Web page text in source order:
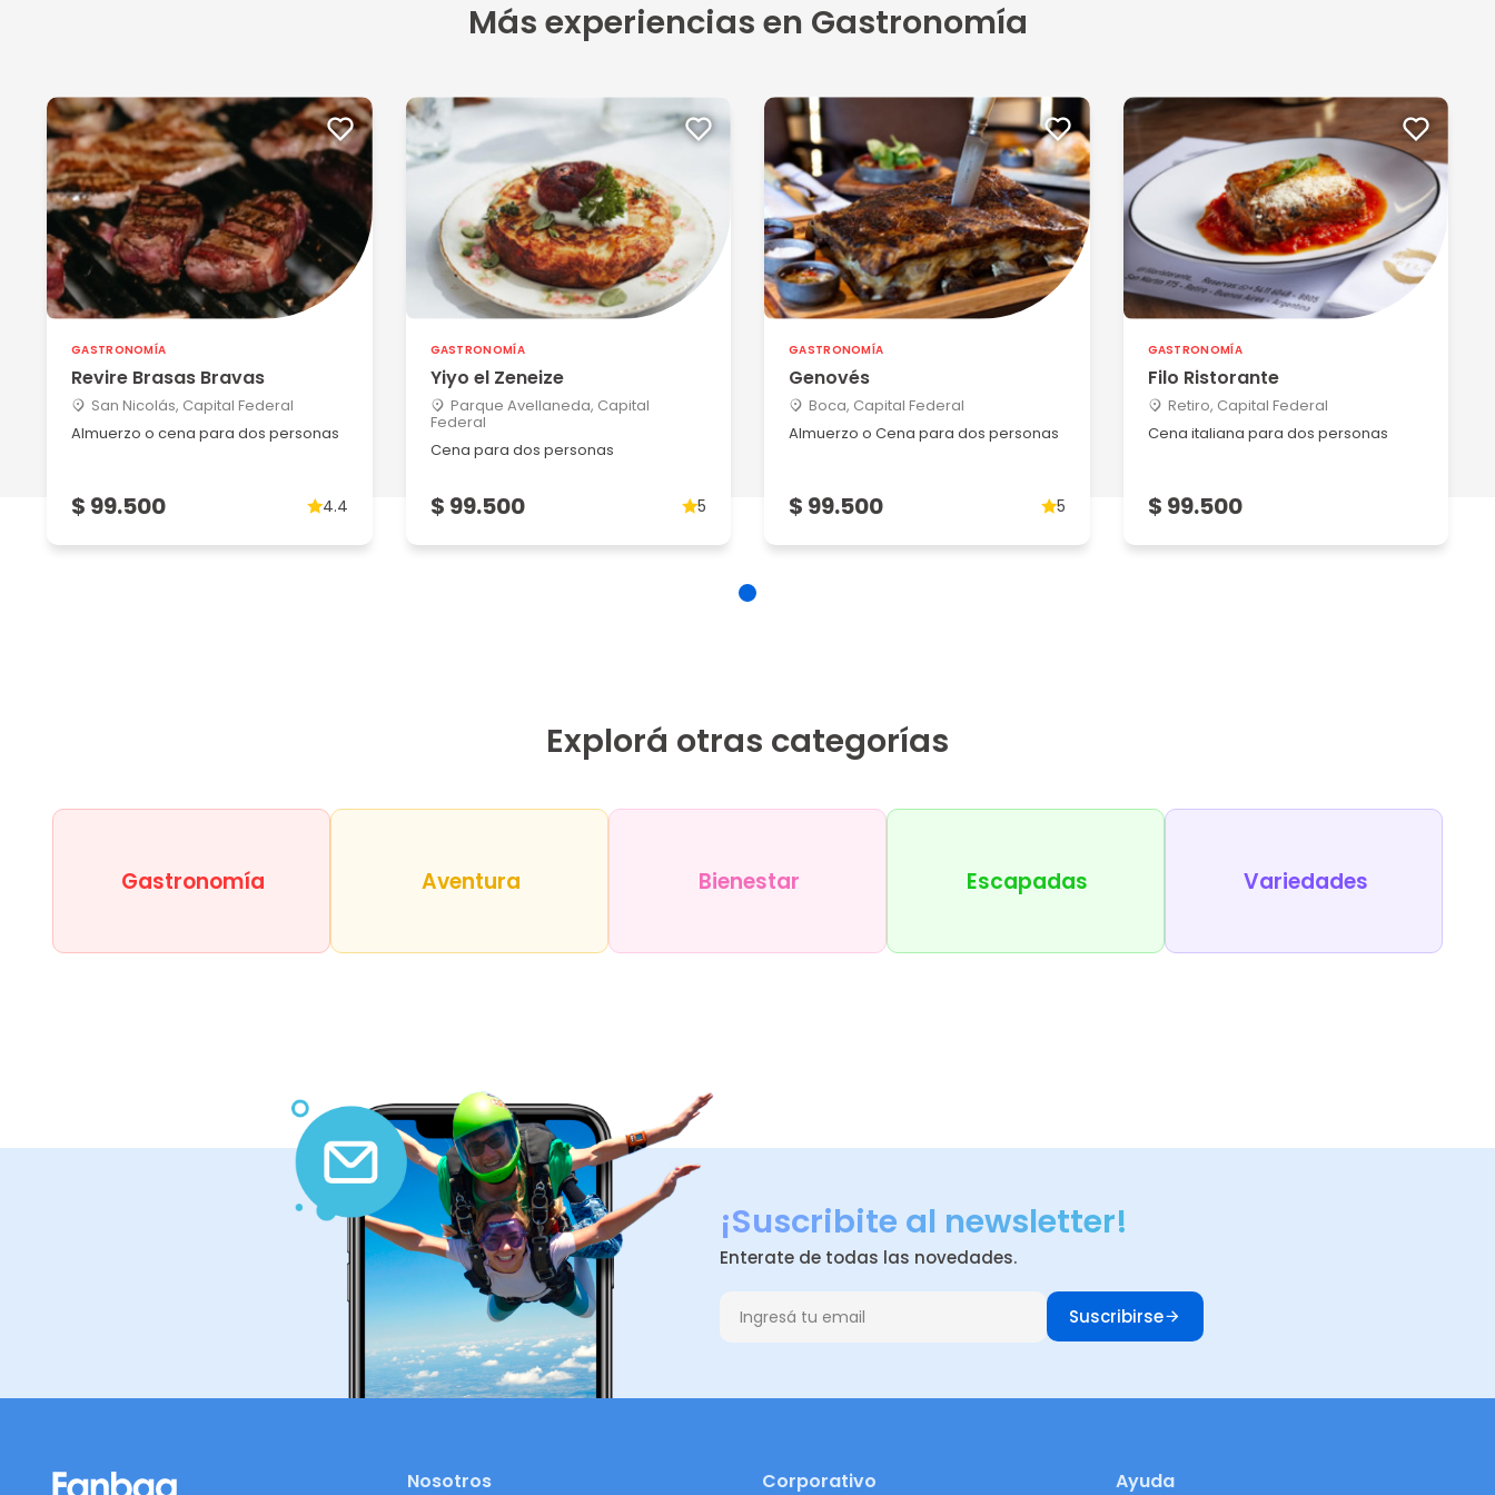
Fantástica experiencia, el menú, la atención, todo realmente...
Victor F
16/10/2025
5
Seleccionamos un almuerzo en el restaurante Raíces de Saaved...
Ver más
Maria jose C
29/09/2025
5
El lugar es muy acogedor, la atención excelente están predis...
Ver más
Victor F
10/08/2025
5
Ver más
Más experiencias en Gastronomía
GASTRONOMÍA
Revire Brasas Bravas
San Nicolás, Capital Federal
Almuerzo o cena para dos personas
$ 99.500 4.4
GASTRONOMÍA
Yiyo el Zeneize
Parque Avellaneda, Capital
Federal
Cena para dos personas
$ 99.500 5
GASTRONOMÍA
Genovés
Boca, Capital Federal
Almuerzo o Cena para dos personas
$ 99.500 5
GASTRONOMÍA
Filo Ristorante
Retiro, Capital Federal
Cena italiana para dos personas
$ 99.500
Explorá otras categorías
Gastronomía Aventura Bienestar Escapadas Variedades
¡Suscribite al newsletter!
Enterate de todas las novedades.
Suscribirse
Nosotros Corporativo Ayuda